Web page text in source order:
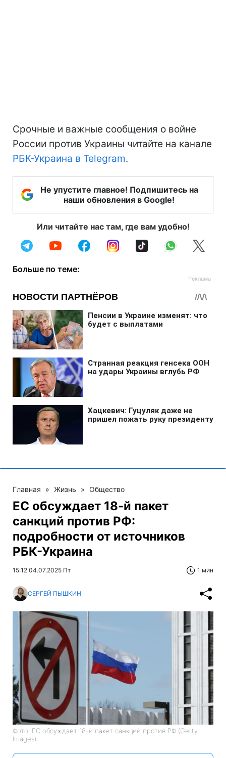
Срочные и важные сообщения о войне
России против Украины читайте на канале
РБК-Украина в Telegram.
Не упустите главное! Подпишитесь на
наши обновления в Google!
Или читайте нас там, где вам удобно!
Больше по теме:
Главная » Жизнь » Общество
ЕС обсуждает 18-й пакет
санкций против РФ:
подробности от источников
РБК-Украина
15:12 04.07.2025 Пт 1 мин
СЕРГЕЙ ПЫШКИН
Фото: ЕС обсуждает 18-й пакет санкций против РФ (Getty
Images)